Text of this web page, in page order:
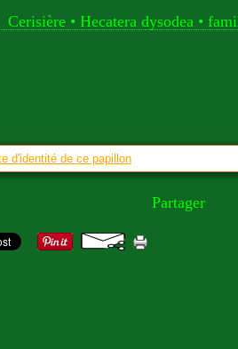
Cerisière • Hecatera dysodea •
d'identité de ce papillon
Partager